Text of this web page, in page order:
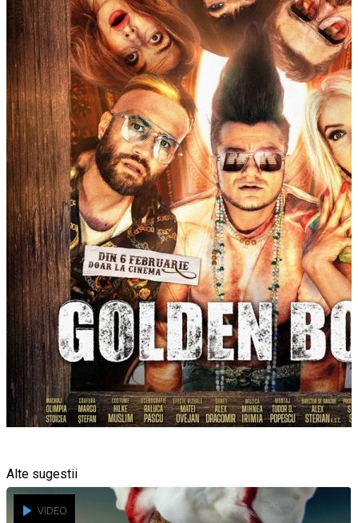
Alte sugestii
VIDEO